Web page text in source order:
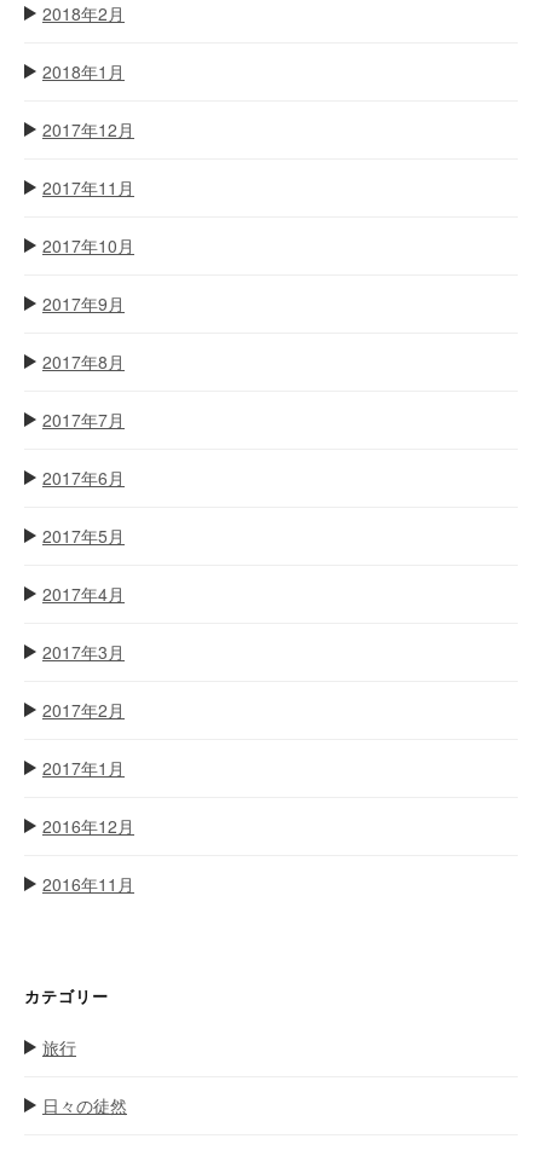
2018年2月
2018年1月
2017年12月
2017年11月
2017年10月
2017年9月
2017年8月
2017年7月
2017年6月
2017年5月
2017年4月
2017年3月
2017年2月
2017年1月
2016年12月
2016年11月
カテゴリー
旅行
日々の徒然